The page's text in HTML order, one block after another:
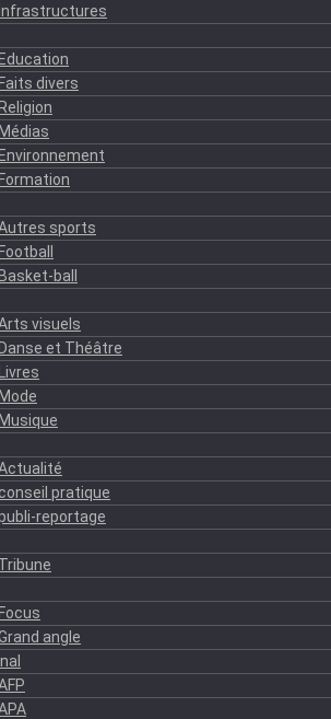
Infrastructures
Education
Faits divers
Religion
Médias
Environnement
Formation
sports
Football
Basket-ball
visuels
Danse et Théâtre
Livres
Mode
Musique
conseil pratique
reportage
Tribune
Focus
angle